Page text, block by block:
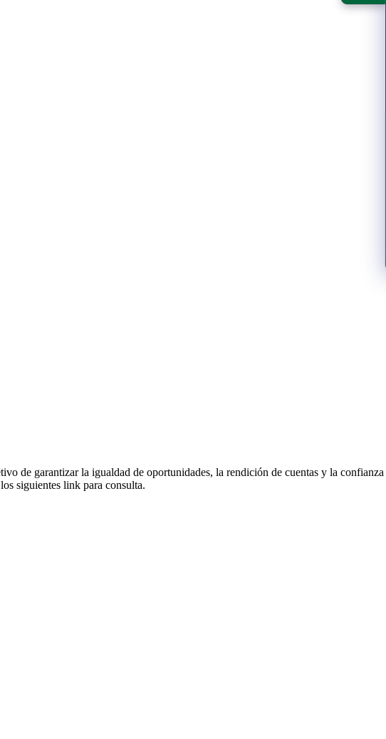
de garantizar la igualdad de oportunidades, la rendición de cuentas y la confianza
siguientes link para consulta.